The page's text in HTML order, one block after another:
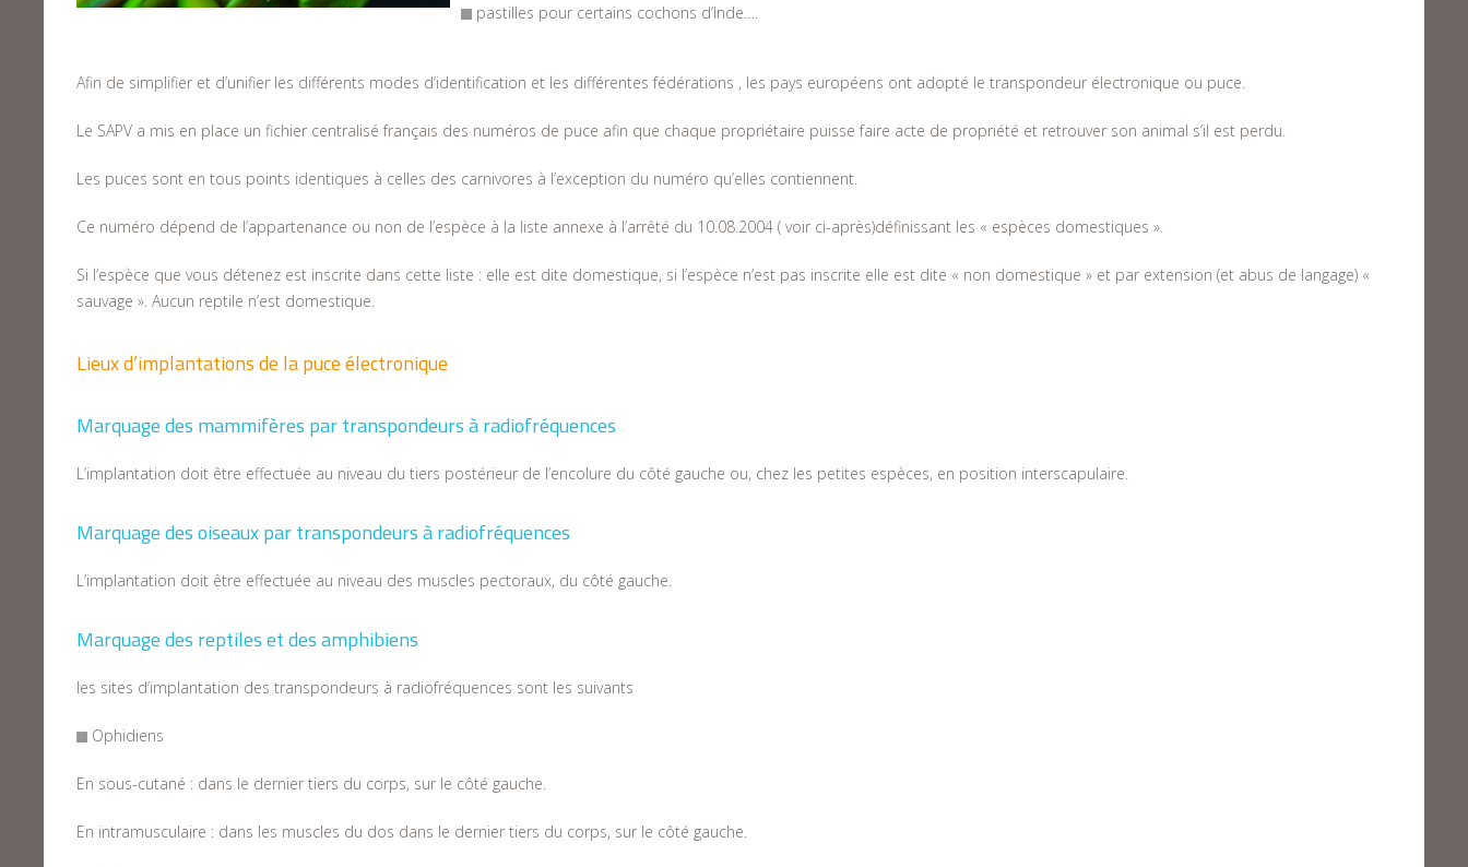
pastilles pour certains cochons d’Inde….
Afin de simplifier et d’unifier les différents modes d’identification et les différentes fédérations , les pays européens ont adopté le transpondeur électronique ou puce.
Le SAPV a mis en place un fichier centralisé français des numéros de puce afin que chaque propriétaire puisse faire acte de propriété et retrouver son animal s’il est perdu.
Les puces sont en tous points identiques à celles des carnivores à l’exception du numéro qu’elles contiennent.
Ce numéro dépend de l’appartenance ou non de l’espèce à la liste annexe à l’arrêté du 10.08.2004 ( voir ci-après)définissant les « espèces domestiques ».
Si l’espèce que vous détenez est inscrite dans cette liste : elle est dite domestique, si l’espèce n’est pas inscrite elle est dite « non domestique » et par extension (et abus de langage) «
sauvage ». Aucun reptile n’est domestique.
Lieux d’implantations de la puce électronique
Marquage des mammifères par transpondeurs à radiofréquences
L’implantation doit être effectuée au niveau du tiers postérieur de l’encolure du côté gauche ou, chez les petites espèces, en position interscapulaire.
Marquage des oiseaux par transpondeurs à radiofréquences
L’implantation doit être effectuée au niveau des muscles pectoraux, du côté gauche.
Marquage des reptiles et des amphibiens
les sites d’implantation des transpondeurs à radiofréquences sont les suivants
Ophidiens
En sous-cutané : dans le dernier tiers du corps, sur le côté gauche.
En intramusculaire : dans les muscles du dos dans le dernier tiers du corps, sur le côté gauche.